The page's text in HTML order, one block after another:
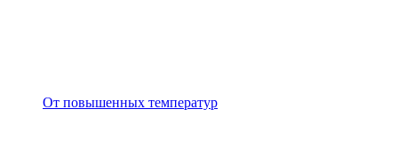
От повышенных температур